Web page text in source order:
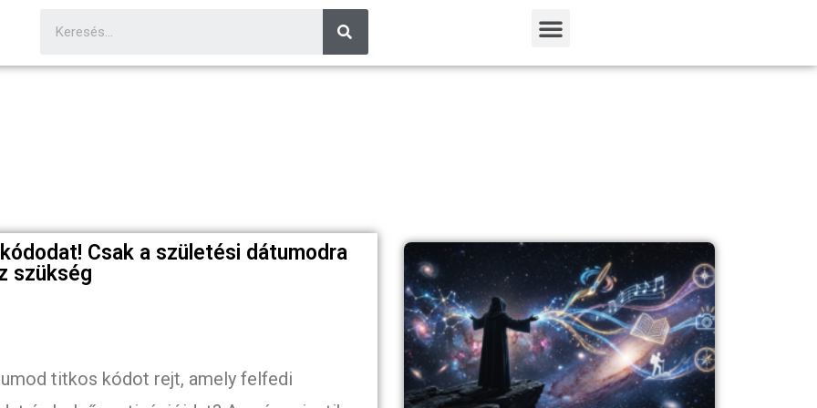
Csak a születési dátumodra
szükség
titkos kódot rejt, amely felfedi